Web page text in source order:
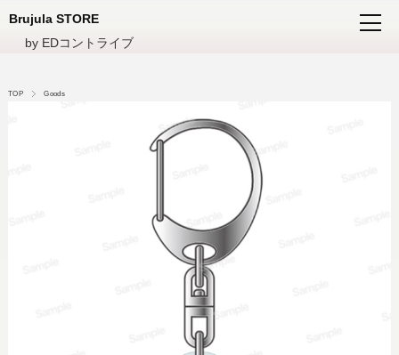
Brujula STORE
by EDコントライブ
TOP Goods